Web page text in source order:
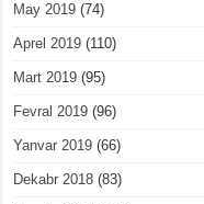
May 2019 (74)
Aprel 2019 (110)
Mart 2019 (95)
Fevral 2019 (96)
Yanvar 2019 (66)
Dekabr 2018 (83)